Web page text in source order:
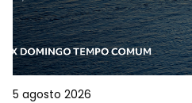
5 agosto 2026